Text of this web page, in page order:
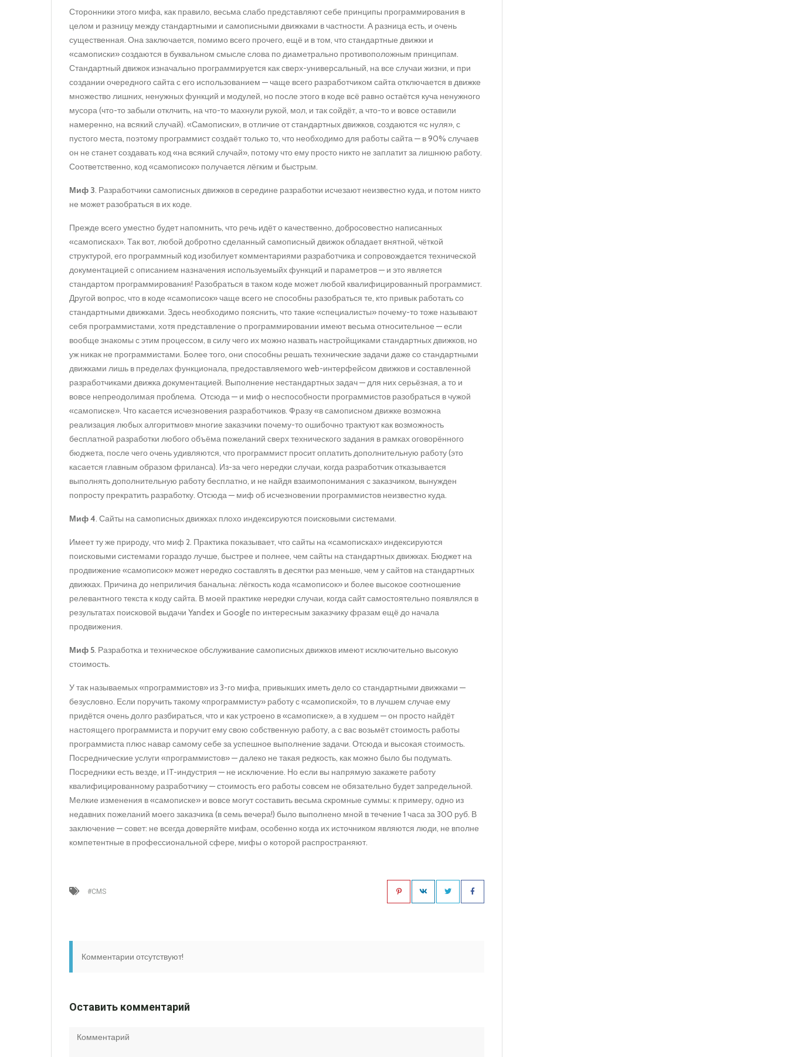
Сторонники этого мифа, как правило, весьма слабо представляют себе принципы программирования в
целом и разницу между стандартными и самописными движками в частности. А разница есть, и очень
существенная. Она заключается, помимо всего прочего, ещё и в том, что стандартные движки и
«самописки» создаются в буквальном смысле слова по диаметрально противоположным принципам.
Стандартный движок изначально программируется как сверх-универсальный, на все случаи жизни, и при
создании очередного сайта с его использованием — чаще всего разработчиком сайта отключается в движке
множество лишних, ненужных функций и модулей, но после этого в коде всё равно остаётся куча ненужного
мусора (что-то забыли отклчить, на что-то махнули рукой, мол, и так сойдёт, а что-то и вовсе оставили
намеренно, на всякий случай). «Самописки», в отличие от стандартных движков, создаются «с нуля», с
пустого места, поэтому программист создаёт только то, что необходимо для работы сайта — в 90% случаев
он не станет создавать код «на всякий случай», потому что ему просто никто не заплатит за лишнюю работу.
Соответственно, код «самописок» получается лёгким и быстрым.
Миф 3 . Разработчики самописных движков в середине разработки исчезают неизвестно куда, и потом никто
не может разобраться в их коде.
Прежде всего уместно будет напомнить, что речь идёт о качественно, добросовестно написанных
«самописках». Так вот, любой добротно сделанный самописный движок обладает внятной, чёткой
структурой, его программный код изобилует комментариями разработчика и сопровождается технической
документацией с описанием назначения используемыйх функций и параметров — и это является
стандартом программирования! Разобраться в таком коде может любой квалифицированный программист.
Другой вопрос, что в коде «самописок» чаще всего не способны разобраться те, кто привык работать со
стандартными движками. Здесь необходимо пояснить, что такие «специалисты» почему-то тоже называют
себя программистами, хотя представление о программировании имеют весьма относительное — если
вообще знакомы с этим процессом, в силу чего их можно назвать настройщиками стандартных движков, но
уж никак не программистами. Более того, они способны решать технические задачи даже со стандартными
движками лишь в пределах функционала, предоставляемого web-интерфейсом движков и составленной
разработчиками движка документацией. Выполнение нестандартных задач — для них серьёзная, а то и
вовсе непреодолимая проблема. Отсюда — и миф о неспособности программистов разобраться в чужой
«самописке». Что касается исчезновения разработчиков. Фразу «в самописном движке возможна
реализация любых алгоритмов» многие заказчики почему-то ошибочно трактуют как возможность
бесплатной разработки любого объёма пожеланий сверх технического задания в рамках оговорённого
бюджета, после чего очень удивляются, что программист просит оплатить дополнительную работу (это
касается главным образом фриланса). Из-за чего нередки случаи, когда разработчик отказывается
выполнять дополнительную работу бесплатно, и не найдя взаимопонимания с заказчиком, вынужден
попросту прекратить разработку. Отсюда — миф об исчезновении программистов неизвестно куда.
Миф 4 . Сайты на самописных движках плохо индексируются поисковыми системами.
Имеет ту же природу, что миф 2. Практика показывает, что сайты на «самописках» индексируются
поисковыми системами гораздо лучше, быстрее и полнее, чем сайты на стандартных движках. Бюджет на
продвижение «самописок» может нередко составлять в десятки раз меньше, чем у сайтов на стандартных
движках. Причина до неприличия банальна: лёгкость кода «самописок» и более высокое соотношение
релевантного текста к коду сайта. В моей практике нередки случаи, когда сайт самостоятельно появлялся в
результатах поисковой выдачи Yandex и Google по интересным заказчику фразам ещё до начала
продвижения.
Миф 5 . Разработка и техническое обслуживание самописных движков имеют исключительно высокую
стоимость.
У так называемых «программистов» из 3-го мифа, привыкших иметь дело со стандартными движками —
безусловно. Если поручить такому «программисту» работу с «самопиской», то в лучшем случае ему
придётся очень долго разбираться, что и как устроено в «самописке», а в худшем — он просто найдёт
настоящего программиста и поручит ему свою собственную работу, а с вас возьмёт стоимость работы
программиста плюс навар самому себе за успешное выполнение задачи. Отсюда и высокая стоимость.
Посреднические услуги «программистов» — далеко не такая редкость, как можно было бы подумать.
Посредники есть везде, и IT-индустрия — не исключение. Но если вы напрямую закажете работу
квалифицированному разработчику — стоимость его работы совсем не обязательно будет запредельной.
Мелкие изменения в «самописке» и вовсе могут составить весьма скромные суммы: к примеру, одно из
недавних пожеланий моего заказчика (в семь вечера!) было выполнено мной в течение 1 часа за 300 руб. В
заключение — совет: не всегда доверяйте мифам, особенно когда их источником являются люди, не вполне
компетентные в профессиональной сфере, мифы о которой распространяют.
#CMS
Комментарии отсутствуют!
Оставить комментарий